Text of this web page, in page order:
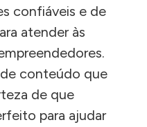
confiáveis e de
atender às
conteúdo que
de que
para ajudar